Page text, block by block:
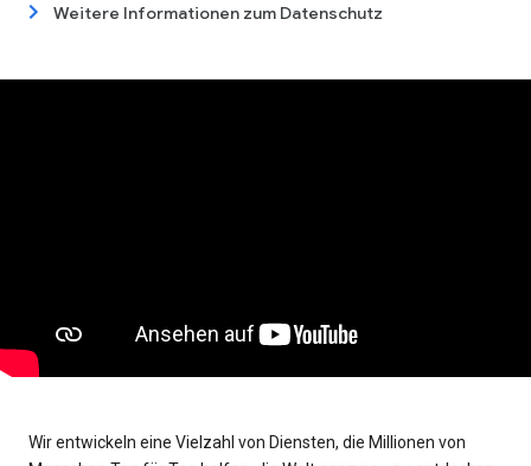
Weitere Informationen zum Datenschutz
Wir entwickeln eine Vielzahl von Diensten, die Millionen von